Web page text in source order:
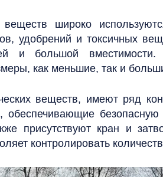
веществ широко
удобрений и токсичных
и большой
как меньшие, так и
веществ, имеют ряд
присутствуют кран и
контролировать